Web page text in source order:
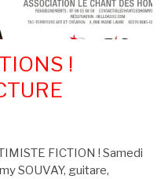
!
FICTION ! Samedi
SOUVAY, guitare,